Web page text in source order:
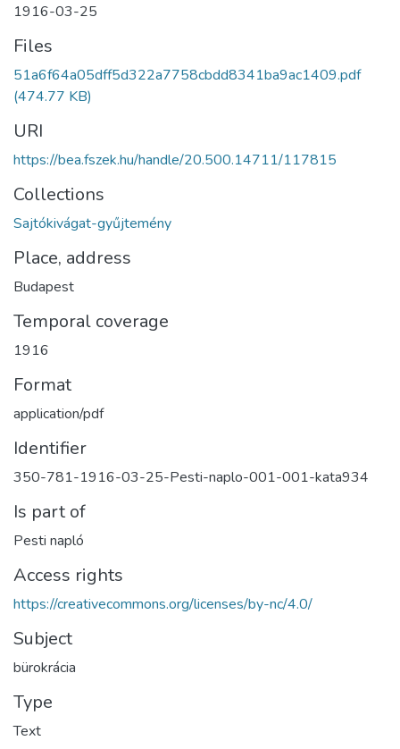
1916-03-25
Files
51a6f64a05dff5d322a7758cbdd8341ba9ac1409.pdf
(474.77 KB)
URI
https://bea.fszek.hu/handle/20.500.14711/117815
Collections
Sajtókivágat-gyűjtemény
Place, address
Budapest
Temporal coverage
1916
Format
application/pdf
Identifier
350-781-1916-03-25-Pesti-naplo-001-001-kata934
Is part of
Pesti napló
Access rights
https://creativecommons.org/licenses/by-nc/4.0/
Subject
bürokrácia
Type
Text